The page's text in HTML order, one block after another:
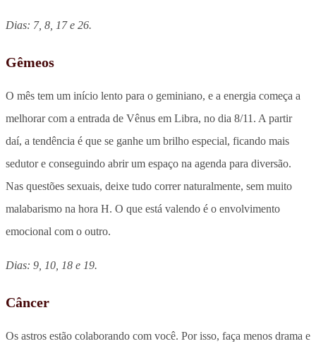
Dias: 7, 8, 17 e 26.
Gêmeos
O mês tem um início lento para o geminiano, e a energia começa a
melhorar com a entrada de Vênus em Libra, no dia 8/11. A partir
daí, a tendência é que se ganhe um brilho especial, ficando mais
sedutor e conseguindo abrir um espaço na agenda para diversão.
Nas questões sexuais, deixe tudo correr naturalmente, sem muito
malabarismo na hora H. O que está valendo é o envolvimento
emocional com o outro.
Dias: 9, 10, 18 e 19.
Câncer
Os astros estão colaborando com você. Por isso, faça menos drama e